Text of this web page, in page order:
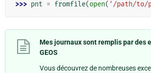
>>> pnt = fromfile(open( '/path/to/
Mes journaux sont remplis par des
GEOS
Vous découvrez de nombreuses